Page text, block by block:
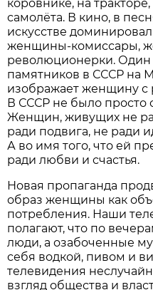
коровнике, на
самолёта. В кино, в
искусстве
женщины-комиссары,
революционерки.
памятников в СССР на
изображает женщину с
В СССР не было просто
Женщин, живущих не
ради подвига, не ради
А во имя того, что ей
ради любви и счастья.
Новая пропаганда
образ женщины как
потребления. Наши
полагают, что по
люди, а озабоченные
себя водкой, пивом и
телевидения
взгляд общества и